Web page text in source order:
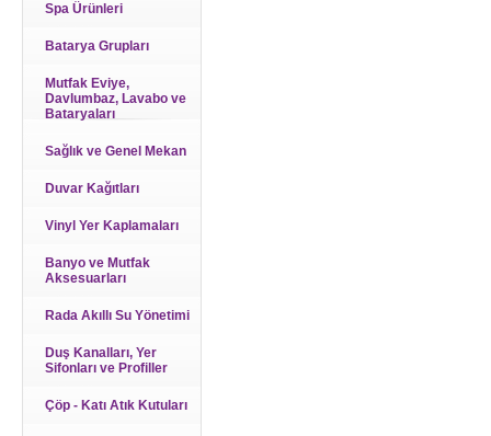
Spa Ürünleri
Batarya Grupları
Mutfak Eviye,
Davlumbaz, Lavabo ve
Bataryaları
Sağlık ve Genel Mekan
Duvar Kağıtları
Vinyl Yer Kaplamaları
Banyo ve Mutfak
Aksesuarları
Rada Akıllı Su Yönetimi
Duş Kanalları, Yer
Sifonları ve Profiller
Çöp - Katı Atık Kutuları